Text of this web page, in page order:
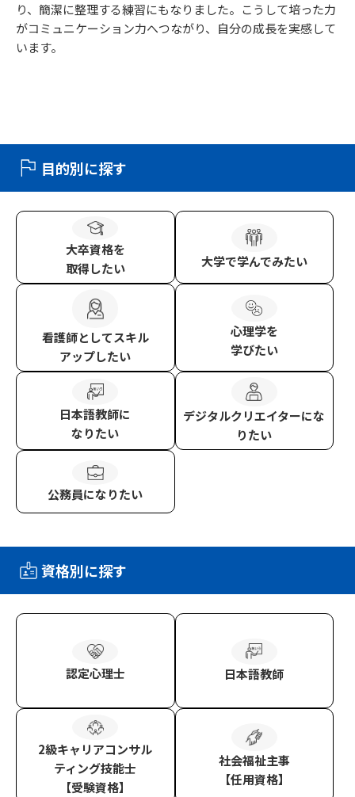
り、簡潔に整理する練習にもなりました。こうして培った力
がコミュニケーション力へつながり、自分の成長を実感して
います。
目的別に探す
大卒資格を
取得したい
大学で学んでみたい
看護師としてスキル
アップしたい
心理学を
学びたい
日本語教師に
なりたい
デジタルクリエイターにな
りたい
公務員になりたい
資格別に探す
認定心理士 日本語教師
2級キャリアコンサル
ティング技能士
【受験資格】
社会福祉主事
【任用資格】